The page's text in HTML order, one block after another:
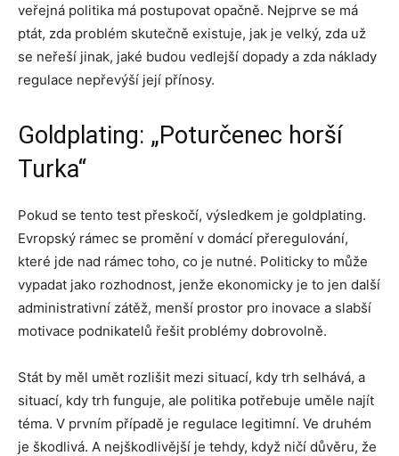
veřejná politika má postupovat opačně. Nejprve se má
ptát, zda problém skutečně existuje, jak je velký, zda už
se neřeší jinak, jaké budou vedlejší dopady a zda náklady
regulace nepřevýší její přínosy.
Goldplating: „Poturčenec horší
Turka“
Pokud se tento test přeskočí, výsledkem je goldplating.
Evropský rámec se promění v domácí přeregulování,
které jde nad rámec toho, co je nutné. Politicky to může
vypadat jako rozhodnost, jenže ekonomicky je to jen další
administrativní zátěž, menší prostor pro inovace a slabší
motivace podnikatelů řešit problémy dobrovolně.
Stát by měl umět rozlišit mezi situací, kdy trh selhává, a
situací, kdy trh funguje, ale politika potřebuje uměle najít
téma. V prvním případě je regulace legitimní. Ve druhém
je škodlivá. A nejškodlivější je tehdy, když ničí důvěru, že